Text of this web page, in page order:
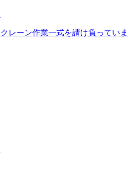
レーン作業一式を請け負っていま